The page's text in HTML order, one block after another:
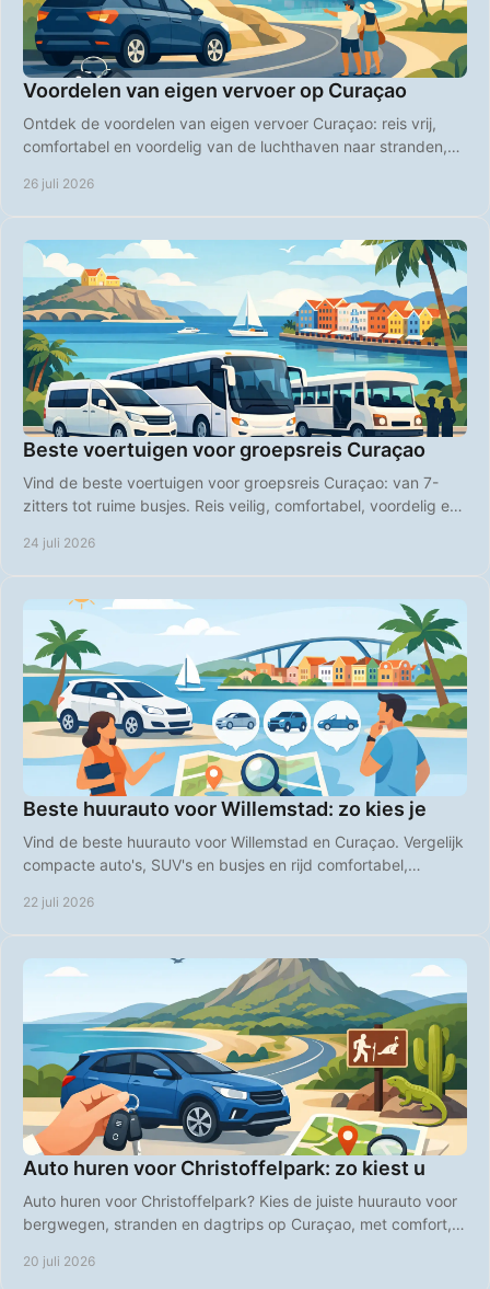
Voordelen van eigen vervoer op Curaçao
Ontdek de voordelen van eigen vervoer Curaçao: reis vrij,
comfortabel en voordelig van de luchthaven naar stranden,
26 juli 2026
Beste voertuigen voor groepsreis Curaçao
Vind de beste voertuigen voor groepsreis Curaçao: van 7-
zitters tot ruime busjes. Reis veilig, comfortabel, voordelig en
24 juli 2026
Beste huurauto voor Willemstad: zo kies je
Vind de beste huurauto voor Willemstad en Curaçao. Vergelijk
compacte auto's, SUV's en busjes en rijd comfortabel,
22 juli 2026
Auto huren voor Christoffelpark: zo kiest u
Auto huren voor Christoffelpark? Kies de juiste huurauto voor
bergwegen, stranden en dagtrips op Curaçao, met comfort,
20 juli 2026